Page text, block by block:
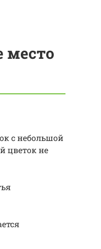
место
с небольшой
цветок не